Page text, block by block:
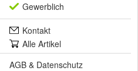
Gewerblich
Kontakt
Alle Artikel
AGB & Datenschutz